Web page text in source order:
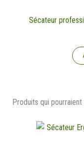
Sécateur
Produits qui